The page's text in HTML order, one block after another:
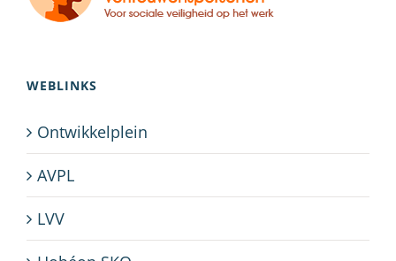
WEBLINKS
Ontwikkelplein
AVPL
LVV